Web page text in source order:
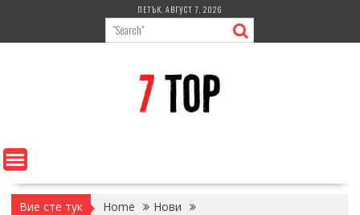
content
ПЕТЪК, АВГУСТ 7, 2026
Вие сте тук Home
Нови